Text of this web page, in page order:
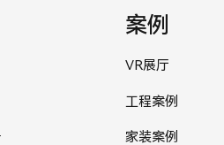
案例
VR展厅
工程案例
家装案例